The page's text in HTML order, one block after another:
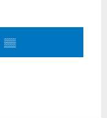
▒▒